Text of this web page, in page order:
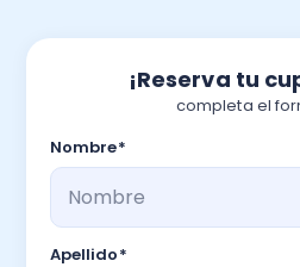
Calculadoras
Demostraciones
¡Reserva tu
completa el
Nombre*
Apellido*